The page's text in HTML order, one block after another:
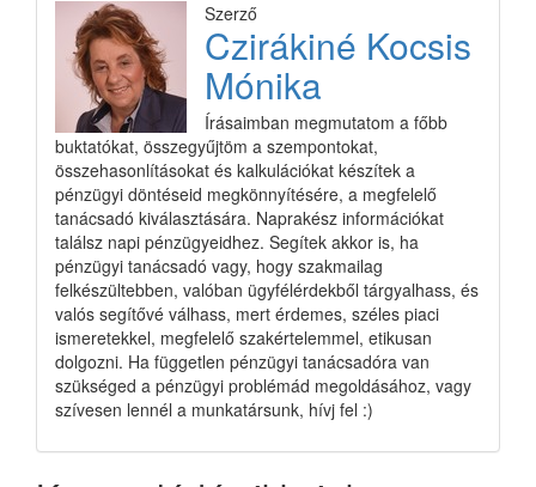
Szerző
Czirákiné Kocsis
Mónika
Írásaimban megmutatom a főbb
buktatókat, összegyűjtöm a szempontokat,
összehasonlításokat és kalkulációkat készítek a
pénzügyi döntéseid megkönnyítésére, a megfelelő
tanácsadó kiválasztására. Naprakész információkat
találsz napi pénzügyeidhez. Segítek akkor is, ha
pénzügyi tanácsadó vagy, hogy szakmailag
felkészültebben, valóban ügyfélérdekből tárgyalhass, és
valós segítővé válhass, mert érdemes, széles piaci
ismeretekkel, megfelelő szakértelemmel, etikusan
dolgozni. Ha független pénzügyi tanácsadóra van
szükséged a pénzügyi problémád megoldásához, vagy
szívesen lennél a munkatársunk, hívj fel :)